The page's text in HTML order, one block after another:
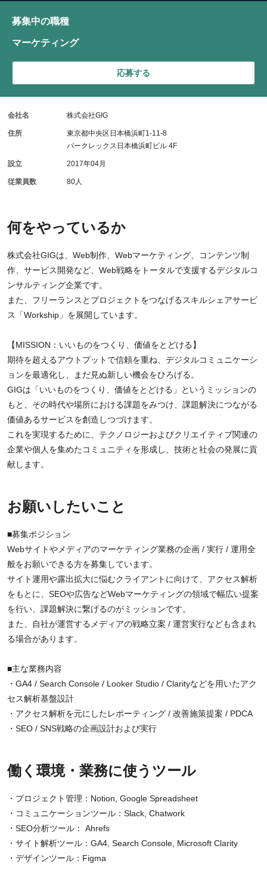
何をやっているか
株式会社GIGは、Web制作、Webマーケティング、コンテンツ制
作、サービス開発など、Web戦略をトータルで支援するデジタルコ
ンサルティング企業です。
また、フリーランスとプロジェクトをつなげるスキルシェアサービ
ス「Workship」を展開しています。
【MISSION：いいものをつくり、価値をとどける】
期待を超えるアウトプットで信頼を重ね、デジタルコミュニケーシ
ョンを最適化し、まだ見ぬ新しい機会をひろげる。
GIGは「いいものをつくり、価値をとどける」というミッションの
もと、その時代や場所における課題をみつけ、課題解決につながる
価値あるサービスを創造しつづけます。
これを実現するために、テクノロジーおよびクリエイティブ関連の
企業や個人を集めたコミュニティを形成し、技術と社会の発展に貢
献します。
お願いしたいこと
■募集ポジション
Webサイトやメディアのマーケティング業務の企画 / 実行 / 運用全
般をお願いできる方を募集しています。
サイト運用や露出拡大に悩むクライアントに向けて、アクセス解析
をもとに、SEOや広告などWebマーケティングの領域で幅広い提案
を行い、課題解決に繋げるのがミッションです。
また、自社が運営するメディアの戦略立案 / 運営実行なども含まれ
る場合があります。
■主な業務内容
・GA4 / Search Console / Looker Studio / Clarityなどを用いたアク
セス解析基盤設計
・アクセス解析を元にしたレポーティング / 改善施策提案 / PDCA
・SEO / SNS戦略の企画設計および実行
働く環境・業務に使うツール
・プロジェクト管理：Notion, Google Spreadsheet
・コミュニケーションツール：Slack, Chatwork
・SEO分析ツール： Ahrefs
・サイト解析ツール：GA4, Search Console, Microsoft Clarity
・デザインツール：Figma
募集中の職種
マーケティング
応募する
会社名 株式会社GIG
住所
東京都中央区日本橋浜町1-11-8
パークレックス日本橋浜町ビル 4F
設立 2017年04月
従業員数 80人